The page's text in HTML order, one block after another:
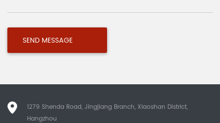
1279 Shenda Road, Jingjiang Branch, Xiaoshan District,
Hangzhou